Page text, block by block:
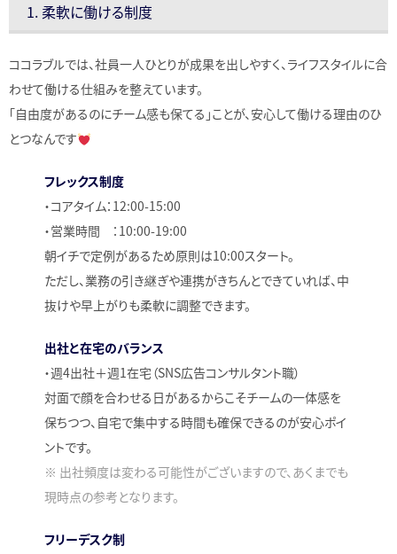
1. 柔軟に働ける制度
ココラブルでは、社員一人ひとりが成果を出しやすく、ライフスタイルに合
わせて働ける仕組みを整えています。
「自由度があるのにチーム感も保てる」ことが、安心して働ける理由のひ
とつなんです
フレックス制度
・コアタイム：12:00-15:00
・営業時間 ：10:00-19:00
朝イチで定例があるため原則は10:00スタート。
ただし、業務の引き継ぎや連携がきちんとできていれば、中
抜けや早上がりも柔軟に調整できます。
出社と在宅のバランス
・週4出社＋週1在宅（SNS広告コンサルタント職）
対面で顔を合わせる日があるからこそチームの一体感を
保ちつつ、自宅で集中する時間も確保できるのが安心ポイ
ントです。
※ 出社頻度は変わる可能性がございますので、あくまでも
現時点の参考となります。
フリーデスク制